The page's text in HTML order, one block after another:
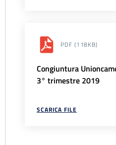
PDF (118KB)
Congiuntura
3° trimestre 2019
SCARICA FILE